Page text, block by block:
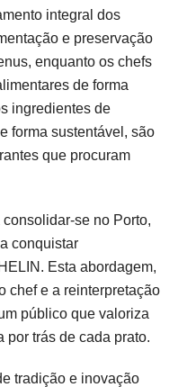
integral dos
e preservação
enquanto os chefs
de forma
ingredientes de
forma sustentável, são
que procuram
se no Porto,
conquistar
Esta abordagem,
chef e a reinterpretação
público que valoriza
por trás de cada prato.
tradição e inovação